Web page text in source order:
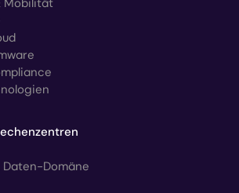
Mobilität
Domäne